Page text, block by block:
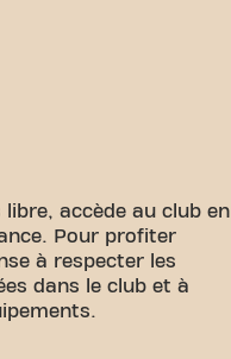
accède au club en
Pour profiter
à respecter les
dans le club et à